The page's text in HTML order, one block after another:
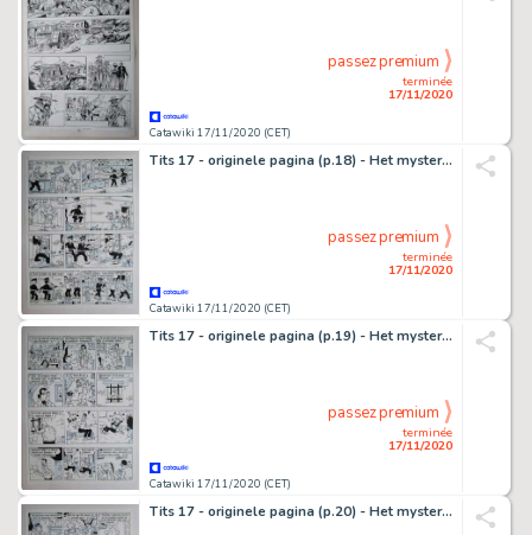
Catawiki 17/11/2020 (CET)
terminée
17/11/2020
passez premium
Tits 17 - originele pagina (p.18) - Het mysterieuze parelsnoer - (1982)
Catawiki 17/11/2020 (CET)
terminée
17/11/2020
passez premium
Tits 17 - originele pagina (p.19) - Het mysterieuze parelsnoer - (1982)
Catawiki 17/11/2020 (CET)
terminée
17/11/2020
passez premium
Tits 17 - originele pagina (p.20) - Het mysterieuze parelsnoer - (1982)